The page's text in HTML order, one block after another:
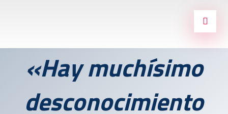
«Hay muchísimo
desconocimiento